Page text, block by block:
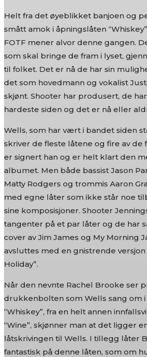
Helt fra det øyeblikket banjoen og
smått amok i åpningslåten
FOTF mener alvor denne gangen.
som skal bringe de fram i lyset,
til folket. Det er nå de har sin
det som hovedmann og vokalist
skjønt. Shooter har produsert, de
hardeste siden og det er nå eller
Wells, som har vært i bandet siden
skriver de fleste låtene og fire av de
er signert han og er helt klart den
albumet. Men både bassist Jason
Matty Rodgers og trommis Aaron
med egne låter som ikke står noe
sine komposisjoner. Shooter
tangenter på et par låter og de har
cover av Jim James og My Morning
avsluttes med en gnistrende versjon
Holiday”.
Når den nevnte Rachel Brooke ser
drukkenbolten som Wells sang om
“Whiskey”, fra en helt annen
“Wine”, skjønner man at det ligger
låtskrivingen til Wells. I tillegg låter
fantastisk på denne låten, som om